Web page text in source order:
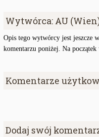
Wytwórca: AU
Opis tego wytwórcy jest jeszcze
komentarzu poniżej. Na
Komentarze
Dodaj swój